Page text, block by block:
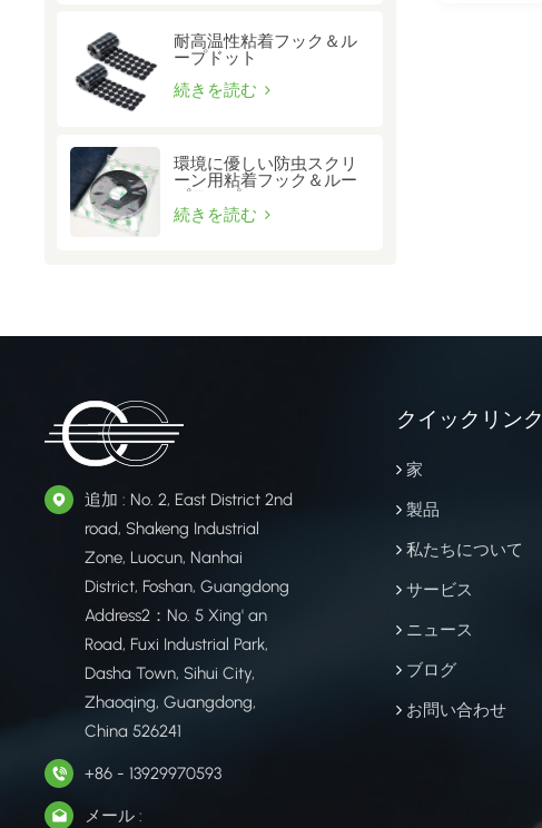
耐高温性粘着フック＆ル
ープドット
続きを読む
環境に優しい防虫スクリ
ーン用粘着フック＆ルー
プテープ
続きを読む
追加 : No. 2, East District 2nd
road, Shakeng Industrial
Zone, Luocun, Nanhai
District, Foshan, Guangdong
Address2：No. 5 Xing' an
Road, Fuxi Industrial Park,
Dasha Town, Sihui City,
Zhaoqing, Guangdong,
China 526241
+86 - 13929970593
メール :
クイックリンク
家
製品
私たちについて
サービス
ニュース
ブログ
お問い合わせ